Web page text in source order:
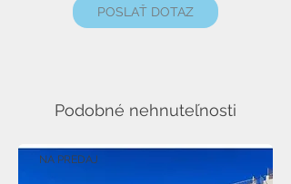
POSLAŤ DOTAZ
Podobné nehnuteľnosti
NA PREDAJ